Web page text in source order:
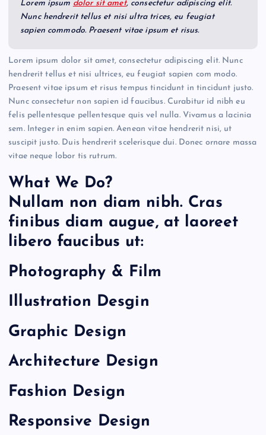
Lorem ipsum dolor sit amet, consectetur adipiscing elit.
Nunc hendrerit tellus et nisi ultra trices, eu feugiat
sapien commodo. Praesent vitae ipsum et risus.
Lorem ipsum dolor sit amet, consectetur adipiscing elit. Nunc
hendrerit tellus et nisi ultrices, eu feugiat sapien com modo.
Praesent vitae ipsum et risus tempus tincidunt in tincidunt justo.
Nunc consectetur non sapien id faucibus. Curabitur id nibh eu
felis pellentesque pellentesque quis vel nulla. Vivamus a lacinia
sem. Integer in enim sapien. Aenean vitae hendrerit nisi, ut
suscipit justo. Duis hendrerit scelerisque dui. Donec ornare massa
vitae neque lobor tis rutrum.
What We Do?
Nullam non diam nibh. Cras
finibus diam augue, at laoreet
libero faucibus ut:
Photography & Film
Illustration Desgin
Graphic Design
Architecture Design
Fashion Design
Responsive Design